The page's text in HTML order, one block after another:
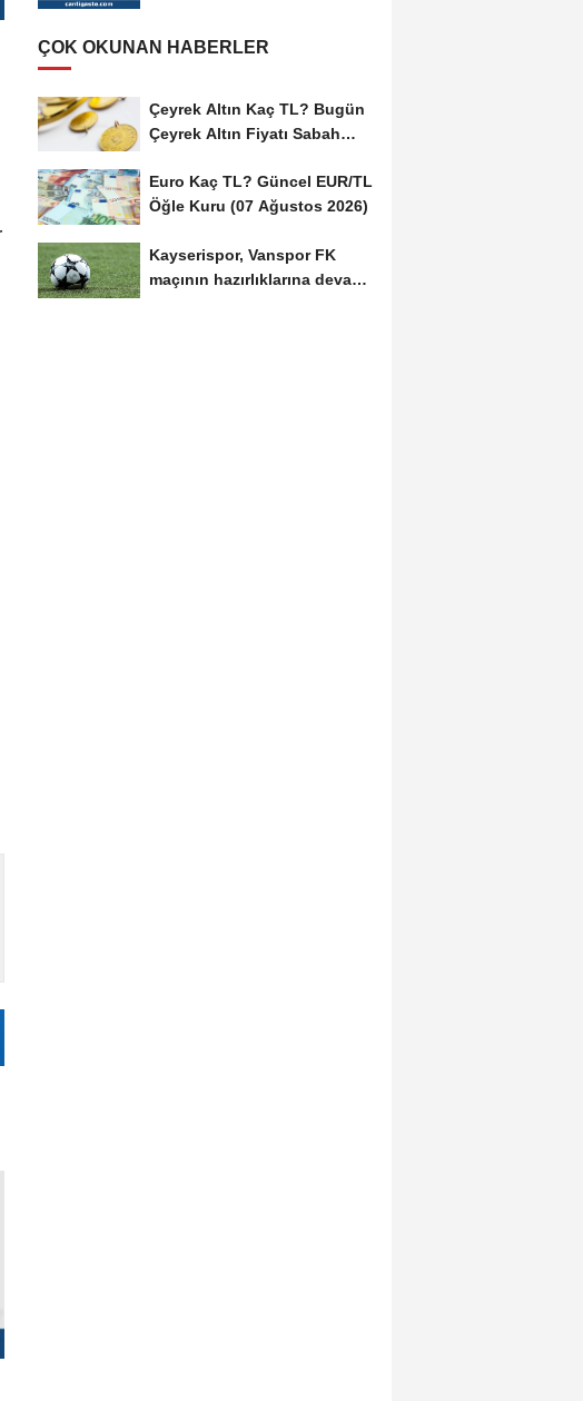
ÇOK OKUNAN HABERLER
Çeyrek Altın Kaç TL? Bugün
Çeyrek Altın Fiyatı Sabah
Euro Kaç TL? Güncel EUR/TL
Öğle Kuru (07 Ağustos 2026)
Kayserispor, Vanspor FK
maçının hazırlıklarına devam